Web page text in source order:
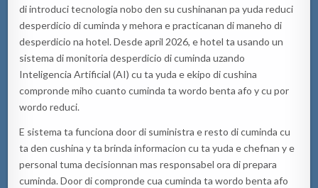
di introduci tecnologia nobo den su cushinanan pa yuda reduci
desperdicio di cuminda y mehora e practicanan di maneho di
desperdicio na hotel. Desde april 2026, e hotel ta usando un
sistema di monitoria desperdicio di cuminda uzando
Inteligencia Artificial (AI) cu ta yuda e ekipo di cushina
compronde miho cuanto cuminda ta wordo benta afo y cu por
wordo reduci.
E sistema ta funciona door di suministra e resto di cuminda cu
ta den cushina y ta brinda informacion cu ta yuda e chefnan y e
personal tuma decisionnan mas responsabel ora di prepara
cuminda. Door di compronde cua cuminda ta wordo benta afo